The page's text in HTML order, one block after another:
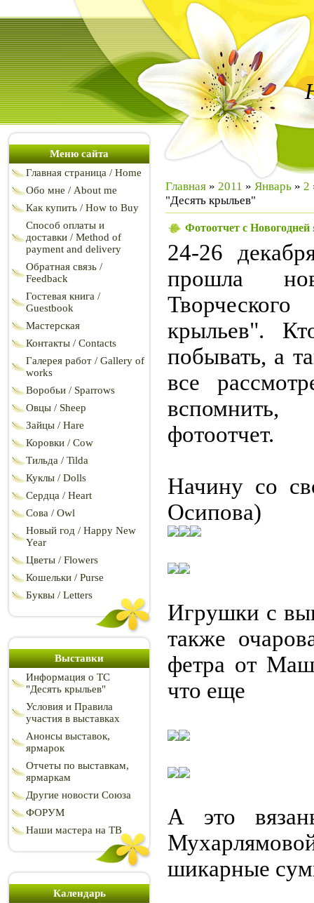
Меню сайта
Главная страница / Home
Обо мне / About me
Как купить / How to Buy
Способ оплаты и
доставки / Method of
payment and delivery
Обратная связь /
Feedback
Гостевая книга /
Guestbook
Мастерская
Контакты / Contacts
Галерея работ / Gallery of
works
Воробьи / Sparrows
Овцы / Sheep
Зайцы / Hare
Коровки / Cow
Тильда / Tilda
Куклы / Dolls
Сердца / Heart
Сова / Owl
Новый год / Happy New
Year
Цветы / Flowers
Кошельки / Purse
Буквы / Letters
Выставки
Информация о ТС
"Десять крыльев"
Условия и Правила
участия в выставках
Анонсы выставок,
ярмарок
Отчеты по выставкам,
ярмаркам
Другие новости Союза
ФОРУМ
Наши мастера на ТВ
Календарь
Главная » 2011 » Январь » 2
"Десять крыльев"
Фотоотчет с
24-26
прошла
крыльев".
побывать, а
все
фотоотчет.
Начину со
Осипова)
Игрушки с
также
фетра от
что еще
А это
шикарные